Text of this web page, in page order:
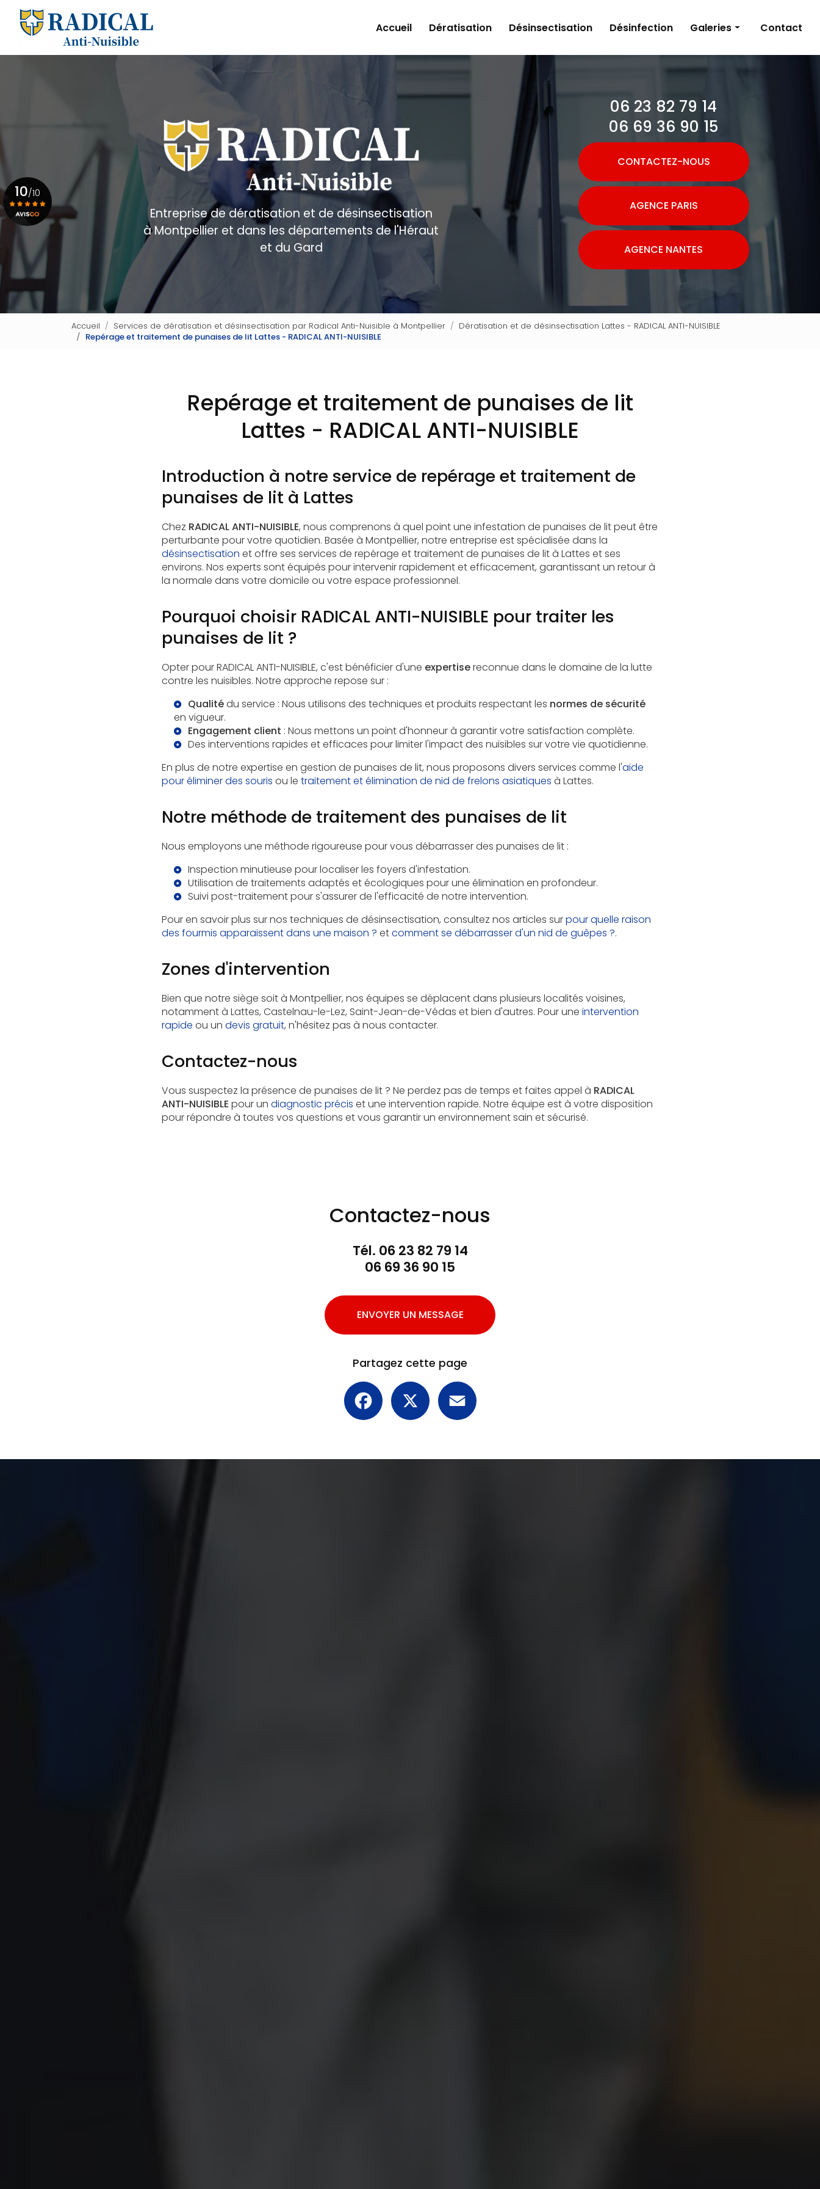
contenu
Accueil Dératisation Désinsectisation Désinfection Galeries
Dératisation
Désinfection
Contact
Entreprise de dératisation et de désinsectisation
à Montpellier et dans les départements de l'Héraut
et du Gard
06 23 82 79 14
06 69 36 90 15
CONTACTEZ-NOUS
AGENCE PARIS
AGENCE NANTES
10/10
Voir le certificat
Accueil Services de dératisation et désinsectisation par Radical Anti-Nuisible à Montpellier
Dératisation et de désinsectisation Lattes - RADICAL ANTI-NUISIBLE
Repérage et traitement de punaises de lit Lattes - RADICAL ANTI-NUISIBLE
Repérage et traitement de punaises de lit
Lattes - RADICAL ANTI-NUISIBLE
Introduction à notre service de repérage et traitement de
punaises de lit à Lattes
Chez RADICAL ANTI-NUISIBLE, nous comprenons à quel point une infestation de punaises de lit peut être
perturbante pour votre quotidien. Basée à Montpellier, notre entreprise est spécialisée dans la
désinsectisation et offre ses services de repérage et traitement de punaises de lit à Lattes et ses
environs. Nos experts sont équipés pour intervenir rapidement et efficacement, garantissant un retour à
la normale dans votre domicile ou votre espace professionnel.
Pourquoi choisir RADICAL ANTI-NUISIBLE pour traiter les
punaises de lit ?
Opter pour RADICAL ANTI-NUISIBLE, c'est bénéficier d'une expertisereconnue dans le domaine de la lutte
contre les nuisibles. Notre approche repose sur :
Qualitédu service : Nous utilisons des techniques et produits respectant les normes de sécurité
en vigueur.
Engagement client : Nous mettons un point d'honneur à garantir votre satisfaction complète.
Des interventions rapides et efficaces pour limiter l'impact des nuisibles sur votre vie quotidienne.
En plus de notre expertise en gestion de punaises de lit, nous proposons divers services comme l'aide
pour éliminer des souris ou le traitement et élimination de nid de frelons asiatiques à Lattes.
Notre méthode de traitement des punaises de lit
Nous employons une méthode rigoureuse pour vous débarrasser des punaises de lit :
Inspection minutieuse pour localiser les foyers d'infestation.
Utilisation de traitements adaptés etécologiques pour une élimination en profondeur.
Suivi post-traitement pour s'assurer de l'efficacité de notre intervention.
Pour en savoir plus sur nos techniques de désinsectisation, consultez nos articles surpour quelle raison
des fourmis apparaissent dans une maison ? etcomment se débarrasser d'un nid de guêpes ?.
Zones d'intervention
Bien que notre siège soit à Montpellier, nos équipes se déplacent dans plusieurs localités voisines,
notamment à Lattes, Castelnau-le-Lez, Saint-Jean-de-Védas et bien d'autres. Pour une intervention
rapide ou un devis gratuit, n'hésitez pas à nous contacter.
Contactez-nous
Vous suspectez la présence de punaises de lit ? Ne perdez pas de temps et faites appel à RADICAL
ANTI-NUISIBLE pour un diagnostic précis et une intervention rapide. Notre équipe est à votre disposition
pour répondre à toutes vos questions et vous garantir un environnement sain et sécurisé.
Contactez-nous
Tél. 06 23 82 79 14
06 69 36 90 15
ENVOYER UN MESSAGE
Partagez cette page
Facebook